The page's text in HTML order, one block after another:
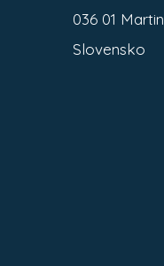
036 01 Martin
Slovensko